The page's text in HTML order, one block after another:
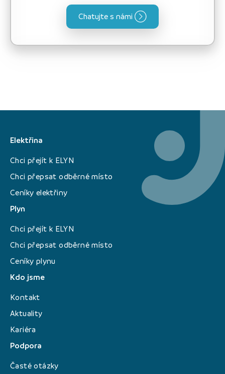
Chatujte s námi
Elektřina
Chci přejít k ELYN
Chci přepsat odběrné místo
Ceníky elektřiny
Plyn
Chci přejít k ELYN
Chci přepsat odběrné místo
Ceníky plynu
Kdo jsme
Kontakt
Aktuality
Kariéra
Podpora
Časté otázky